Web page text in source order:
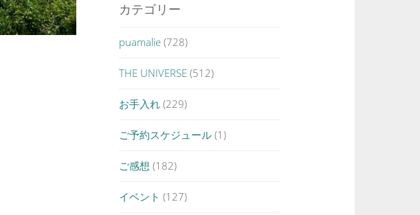
カテゴリー
puamalie (728)
THE UNIVERSE (512)
お手入れ (229)
ご予約スケジュール (1)
ご感想 (182)
イベント (127)